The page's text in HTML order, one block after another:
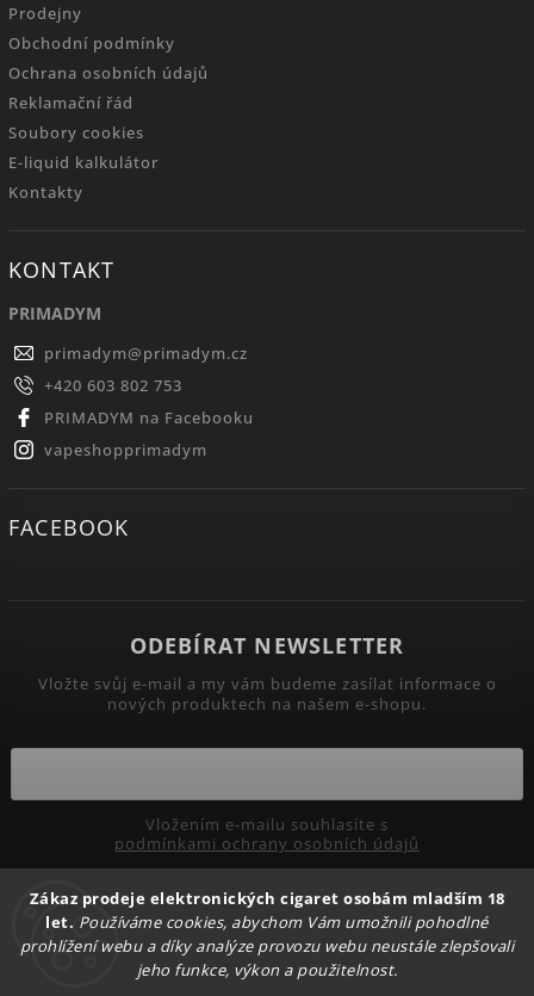
Zákaz prodeje elektronických cigaret osobám mladším 18
let. Používáme cookies, abychom Vám umožnili pohodlné
prohlížení webu a díky analýze provozu webu neustále zlepšovali
jeho funkce, výkon a použitelnost.
Prodejny
Obchodní podmínky
Ochrana osobních údajů
Reklamační řád
Soubory cookies
E-liquid kalkulátor
Kontakty
KONTAKT
PRIMADYM
primadym@primadym.cz
+420 603 802 753
PRIMADYM na Facebooku
vapeshopprimadym
FACEBOOK
ODEBÍRAT NEWSLETTER
Vložte svůj e-mail a my vám budeme zasílat informace o
nových produktech na našem e-shopu.
podmínkami ochrany osobních údajů
Přihlásit se